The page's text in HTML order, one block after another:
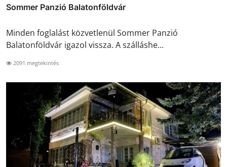
Sommer Panzió Balatonföldvár
Minden foglalást közvetlenül Sommer Panzió
Balatonföldvár igazol vissza. A szálláshe...
2091 megtekintés